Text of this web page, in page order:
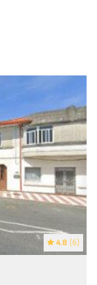
4.8 (6)